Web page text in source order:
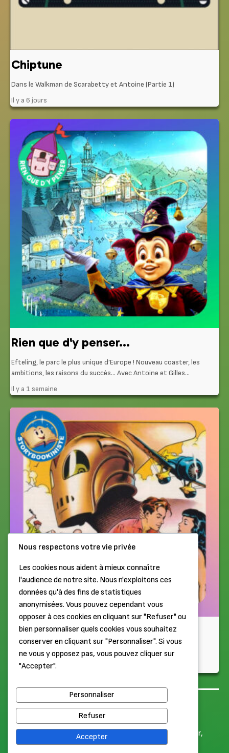
Chiptune
Dans le Walkman de Scarabetty et Antoine (Partie 1)
Il y a 6 jours
Rien que d'y penser...
Efteling, le parc le plus unique d’Europe ! Nouveau coaster, les
ambitions, les raisons du succès… Avec Antoine et Gilles...
Il y a 1 semaine
Storybookiniste
Rocketeer – Plein gaz vers Hollywood
Il y a 2 semaines
Haut de page Mentions légales
© 2026 Label Élabète. Tous droits réservés.
Merci à nos Patrons Or pour leur soutien : Pierre Goodcar,
Antinéa,Nic'o'ciné,Wakkun,Lakaelie,Jerell,Anthonome
Nous respectons votre vie privée
Les cookies nous aident à mieux connaître
l'audience de notre site. Nous n'exploitons ces
données qu'à des fins de statistiques
anonymisées. Vous pouvez cependant vous
opposer à ces cookies en cliquant sur "Refuser" ou
bien personnaliser quels cookies vous souhaitez
conserver en cliquant sur "Personnaliser". Si vous
ne vous y opposez pas, vous pouvez cliquer sur
"Accepter".
Personnaliser
Refuser
Accepter